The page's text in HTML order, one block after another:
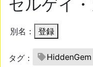
セルゲイ
別名： 登録
タグ： HiddenGem